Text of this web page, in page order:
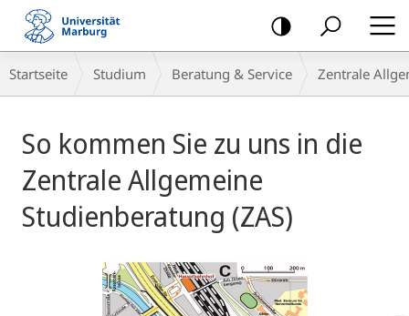
Mobile-
Navigation
Breadcrumb-
Navigation
Startseite Studium Beratung & Service Zentrale
So kommen Sie zu uns in die
Zentrale Allgemeine
Studienberatung (ZAS)